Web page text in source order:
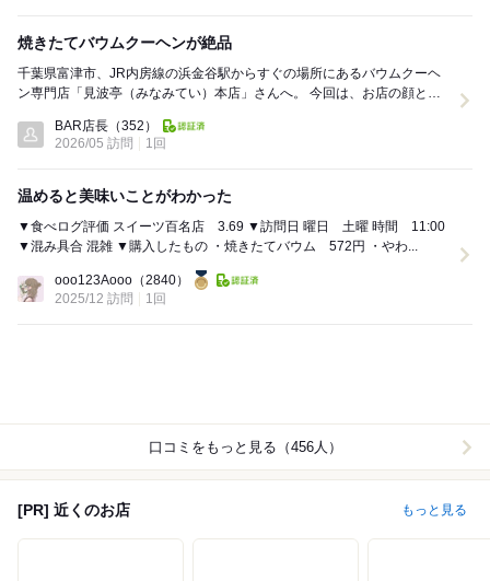
焼きたてバウムクーヘンが絶品
千葉県富津市、JR内房線の浜金谷駅からすぐの場所にあるバウムクーヘ
ン専門店「見波亭（みなみてい）本店」さんへ。 今回は、お店の顔とも
BAR店長 （352）
2026/05 訪問
1回
温めると美味いことがわかった
▼食べログ評価 スイーツ百名店 3.69 ▼訪問日 曜日 土曜 時間 11:00
▼混み具合 混雑 ▼購入したもの ・焼きたてバウム 572円 ・やわ...
ooo123Aooo （2840）
2025/12 訪問
1回
口コミをもっと見る（456人）
[PR] 近くのお店 もっと見る